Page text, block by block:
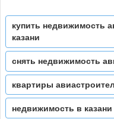
купить недвижимость
казани
снять недвижимость
квартиры
недвижимость в казани